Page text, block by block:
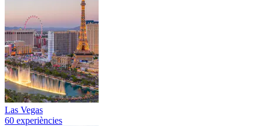
Las Vegas
60 experiències